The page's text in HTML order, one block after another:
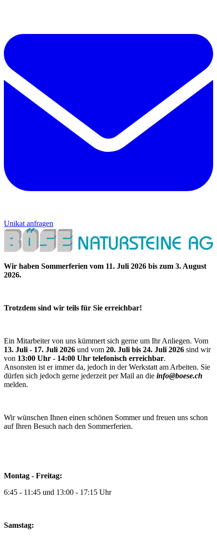
Unikat anfragen
Wir haben Sommerferien vom 11. Juli 2026 bis zum 3. August
2026.
Trotzdem sind wir teils für Sie erreichbar!
Ein Mitarbeiter von uns kümmert sich gerne um Ihr Anliegen. Vom
13. Juli - 17. Juli 2026 und vom 20. Juli bis 24. Juli 2026 sind wir
von 13:00 Uhr - 14:00 Uhr telefonisch erreichbar.
Ansonsten ist er immer da, jedoch in der Werkstatt am Arbeiten. Sie
dürfen sich jedoch gerne jederzeit per Mail an die info@boese.ch
melden.
Wir wünschen Ihnen einen schönen Sommer und freuen uns schon
auf Ihren Besuch nach den Sommerferien.
Montag - Freitag:
6:45 - 11:45 und 13:00 - 17:15 Uhr
Samstag: